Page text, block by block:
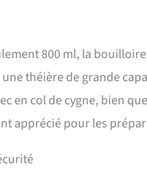
800 ml, la
théière de grande
en col de cygne, bien
apprécié pour les